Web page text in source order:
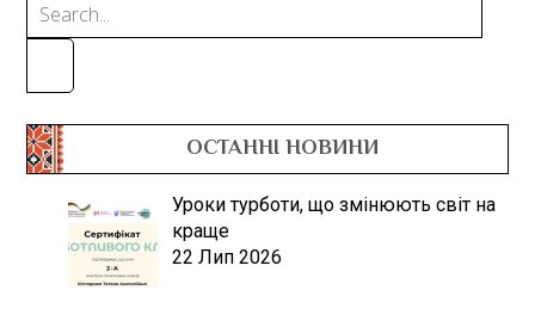
ОСТАННІ НОВИНИ
Уроки турботи, що змінюють світ на
краще
22 Лип 2026